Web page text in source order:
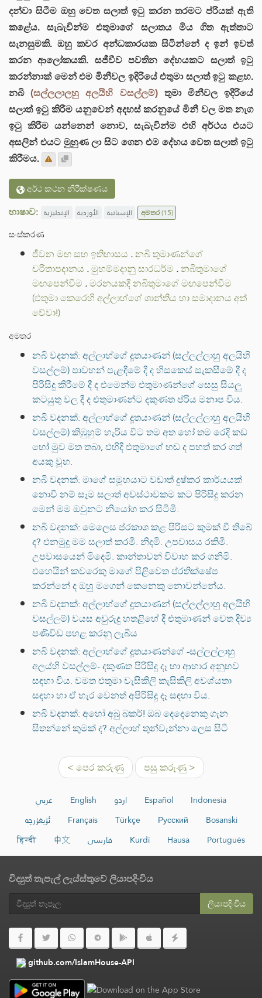
දන්වා සිටීම ඔහු වෙත සලාත් ඉටු කරන තරමට ප්රියක් ඇති
කළේය. සැබැවින්ම එතුමාගේ සලාතය මිය ගිත ඇත්තාට
සැනසුමකි. ඔහු කවර අන්ධකාරයක සිටින්නේ ද ඉන් ඉවත්
කරන ආලෝකයකි. සජීවීව පවතින දේහයකට සලාත් ඉටු
කරන්නාක් මෙන් එම මිනීවල ඉදිරියේ එතුමා සලාත් ඉටු කළහ.
නබි(සල්ලලාලහු අලයිහි වසල්ලම්)තුමා මිනීවල ඉදිරියේ
සලාත් ඉටු කිරීම යනුවෙන් අදහස් කරනුයේ මිනී වල මත නැග
ඉටු කිරීම යන්නෙන් නොව, සැබැවින්ම එහි අර්ථය එයට
අසලින් එයට මුහුණ ලා සිට ගෙන එම දේහය වෙත සලාත් ඉටු
කිරීමය.
අර්ථ කථන නිරීක්ෂණය
භාෂාව: الإنجليزية الأوردية الإسبانية අමතර(15)
සංස්කරණ
ජීවන මඟ සහ ඉතිහාසය .නබි තුමාණන්ගේ
චරිතාපදානය .මුහම්මදානු සාරධර්ම .නබිතුමාගේ
මඟපෙන්වීම .මරනයකදී නබිතුමාගේ මඟපෙන්වීම
(එතුමා කෙරෙහි අල්ලාහ්ගේ ශාන්තිය හා සමාදානය අත්
වේවා!)
අමතර
නබි වදනක්: අල්ලාහ්ගේ දූතයාණන් (සල්ලල්ලාහු අලයිහි
වසල්ලම්) පාවහන් පැළඳීමේ දී ද හිසකෙස් සැකසීමේ දී ද
පිරිසිදු කිරීමේ දී ද එමෙන්ම එතුමාණන්ගේ සෙසු සියලු
කටයුතු වල දී ද එතුමාණන්ට දකුණත ප්රිය මනාප විය.
නබි වදනක්: අල්ලාහ්ගේ දූතයාණන් (සල්ලල්ලාහු අලයිහි
වසල්ලම්) කිඹුහුම් හැරිය විට තම අත හෝ තම රෙදි කඩ
හෝ මුව මත තබා, එහිදී එතුමාගේ හඬ ද පහත් කර ගත්
අයකු වූහ.
නබි වදනක්: මාගේ සමූහයාට වඩාත් දුෂ්කර කාර්යයක්
නොවී නම් සෑම සලාත් අවස්ථාවකම කට පිරිසිදු කරන
මෙන් මම ඔවුනට නියෝග කර සිටිමි.
නබි වදනක්: මෙලෙස ප්රකාශ කළ පිරිසට කුමක් වී තිබේ
ද? එනමුදු මම සලාත් කරමි. නිදමි. උපවාසය රකිමි.
උපවාසයෙන් මිදෙමි. කාන්තාවන් විවාහ කර ගනිමි.
එහෙයින් කවරෙකු මාගේ පිළිවෙත ප්රතික්ෂේප
කරන්නේ ද ඔහු මගෙන් කෙනෙකු නොවන්නේය.
නබි වදනක්: අල්ලාහ්ගේ දූතයාණන් (සල්ලල්ලාහු අලයිහි
වසල්ලම්) වයස අවුරුදු හතළිහේ දී එතුමාණන් වෙත දිව්‍ය
පණිවිඩ පහළ කරනු ලැබීය
නබි වදනක්: අල්ලාහ්ගේ දූතයාණන්ගේ -සල්ලල්ලාහු
අලය්හි වසල්ලම්- දකුණත පිරිසිදු දෑ හා ආහාර අනුභව
සඳහා විය. වමත එතුමා වැසිකිලි කැසිකිලි අවශ්යතා
සඳහා හා ඒ හැර වෙනත් අපිරිසිදු දෑ සඳහා විය.
නබි වදනක්: අහෝ අබු බකර්! ඔබ දෙදෙනෙකු ගැන
සිතන්නේ කුමක් ද? අල්ලාහ් තුන්වැන්නා ලෙස සිටී
< පෙර කරුණු පසු කරුණු >
عربي English اردو Español
Indonesia
ئۇيغۇرچە
Français Türkçe Русский
Bosanski
हिन्दी
中文 فارسی Kurdî Hausa Português
විද්‍යුත් තැපැල් ලැය්ස්තුවේ ලියාපදිංචිය
ලියාපදිංචිය
github.com/IslamHouse-API